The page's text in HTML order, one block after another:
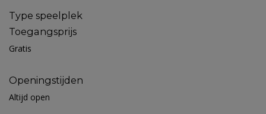
Type speelplek
Toegangsprijs
Gratis
Openingstijden
Altijd open